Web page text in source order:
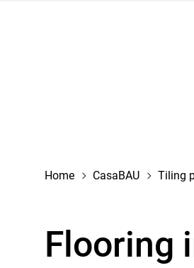
Home CasaBAU Tiling
Flooring